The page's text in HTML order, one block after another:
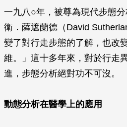
一九八○年，被尊為現代步態
衛．薩遮蘭德（David
變了對行走步態的了解，也改
維。」這十多年來，對於行走
進，步態分析絕對功不可沒。
動態分析在醫學上的應用